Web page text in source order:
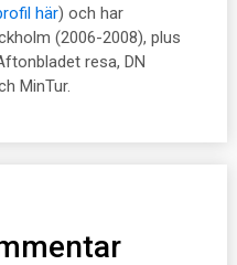
här) och har
(2006-2008), plus
resa, DN
MinTur.